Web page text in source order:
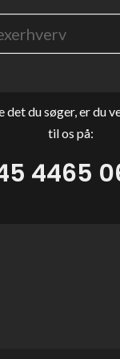
det du søger, er du
til os på:
4465